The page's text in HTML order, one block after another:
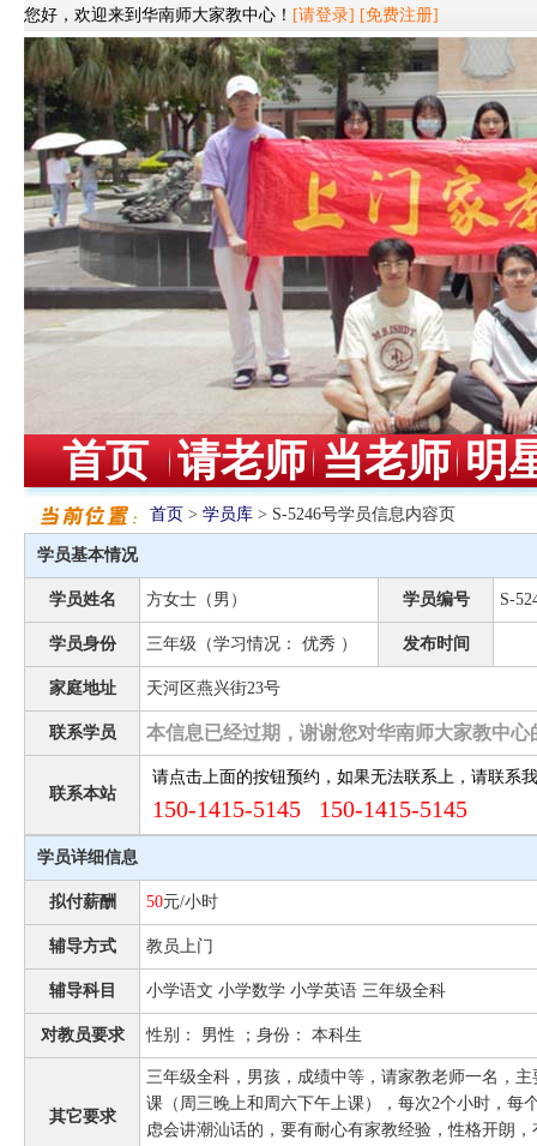
您好，欢迎来到华南师大家教中心！ [请登录] [免费注册]
首页 请老师 当老师 明
首页 > 学员库 > S-5246号学员信息内容页
学员基本情况
学员姓名 方女士（男） 学员编号 S-
学员身份 三年级（学习情况： 优秀 ） 发布时间
家庭地址 天河区燕兴街23号
联系学员 本信息已经过期，谢谢您对华南师大家教中心
联系本站
请点击上面的按钮预约，如果无法联系上，请联系
150-1415-5145 150-1415-5145
学员详细信息
拟付薪酬 50元/小时
辅导方式 教员上门
辅导科目 小学语文 小学数学 小学英语 三年级全科
对教员要求 性别： 男性 ；身份： 本科生
其它要求
三年级全科，男孩，成绩中等，请家教老师一名，
课（周三晚上和周六下午上课），每次2个小时，每
虑会讲潮汕话的，要有耐心有家教经验，性格开朗